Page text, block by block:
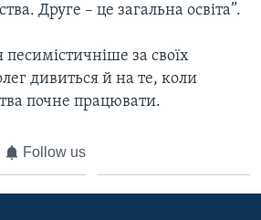
Друге – це загальна освіта”.
за своїх
дивиться й на те, коли
почне працювати.
Follow us